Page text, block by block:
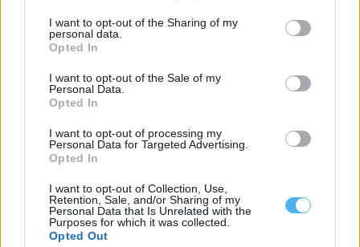
I want to opt-out of the Sharing of my
personal data.
Opted In
I want to opt-out of the Sale of my
Personal Data.
Opted In
I want to opt-out of processing my
Personal Data for Targeted Advertising.
Opted In
I want to opt-out of Collection, Use,
Retention, Sale, and/or Sharing of my
Personal Data that Is Unrelated with the
Purposes for which it was collected.
Opted Out
Luís Simão promete “quatro anos de compromisso” com a
população de Mora
Luís Simão, da coligação CDU, foi eleito presidente da Câmara
1 Novembro, 2025 - 10:00